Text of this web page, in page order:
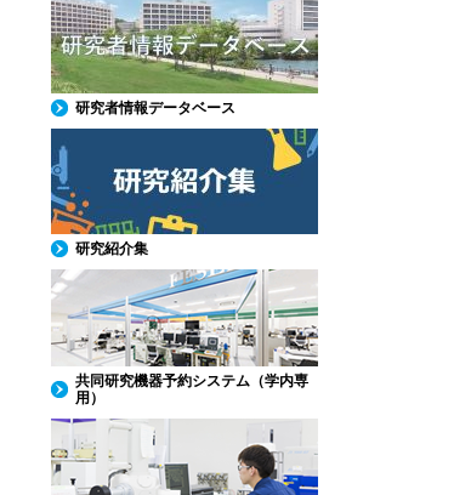
研究者情報データベース
研究紹介集
共同研究機器予約システム（学内専
用）